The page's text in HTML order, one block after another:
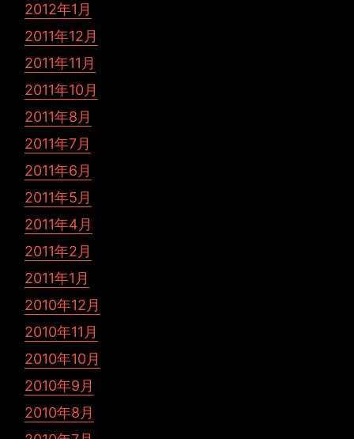
2012年1月
2011年12月
2011年11月
2011年10月
2011年8月
2011年7月
2011年6月
2011年5月
2011年4月
2011年2月
2011年1月
2010年12月
2010年11月
2010年10月
2010年9月
2010年8月